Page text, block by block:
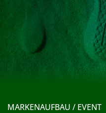
MARKENAUFBAU / EVENT